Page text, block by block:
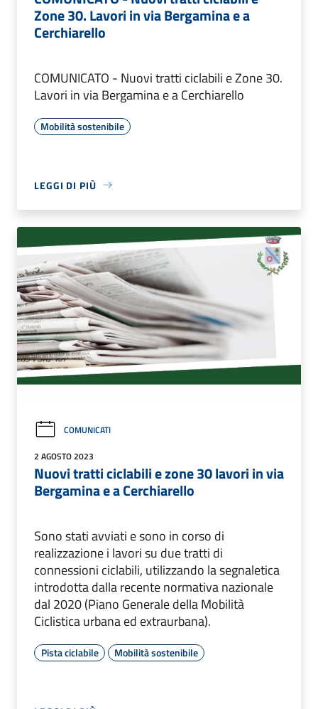
Zone 30. Lavori in via Bergamina e a
Cerchiarello
COMUNICATO - Nuovi tratti ciclabili e Zone 30.
Lavori in via Bergamina e a Cerchiarello
Mobilità sostenibile
LEGGI DI PIÙ
COMUNICATI
2 AGOSTO 2023
Nuovi tratti ciclabili e zone 30 lavori in via
Bergamina e a Cerchiarello
Sono stati avviati e sono in corso di
realizzazione i lavori su due tratti di
connessioni ciclabili, utilizzando la segnaletica
introdotta dalla recente normativa nazionale
dal 2020 (Piano Generale della Mobilità
Ciclistica urbana ed extraurbana).
Pista ciclabile Mobilità sostenibile